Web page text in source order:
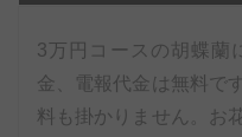
3万円コースの胡蝶蘭
金、電報代金は無料で
料も掛かりません。お